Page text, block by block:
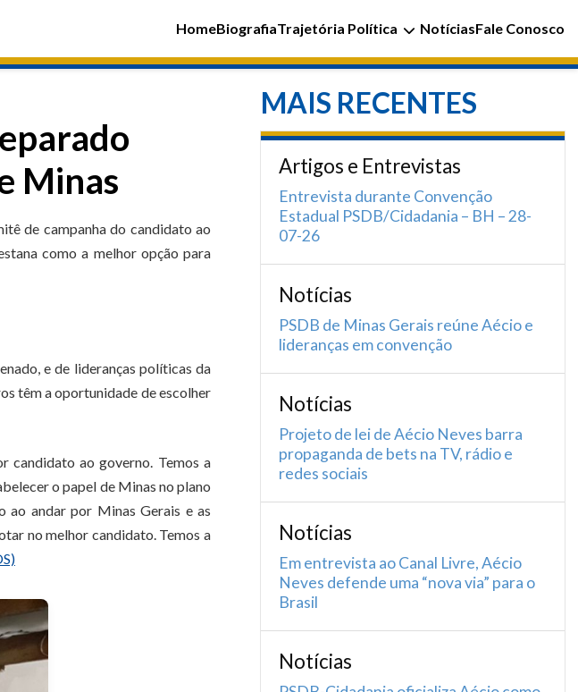
HomeBiografiaTrajetória Política NotíciasFale Conosco
Minas
de campanha do candidato ao
como a melhor opção para
e de lideranças políticas da
têm a oportunidade de escolher
candidato ao governo. Temos a
o papel de Minas no plano
ao andar por Minas Gerais e as
no melhor candidato. Temos a
MAIS RECENTES
Artigos e Entrevistas
Entrevista durante Convenção
Estadual PSDB/Cidadania – BH – 28-
07-26
Notícias
PSDB de Minas Gerais reúne Aécio e
lideranças em convenção
Notícias
Projeto de lei de Aécio Neves barra
propaganda de bets na TV, rádio e
redes sociais
Notícias
Em entrevista ao Canal Livre, Aécio
Neves defende uma “nova via” para o
Brasil
Notícias